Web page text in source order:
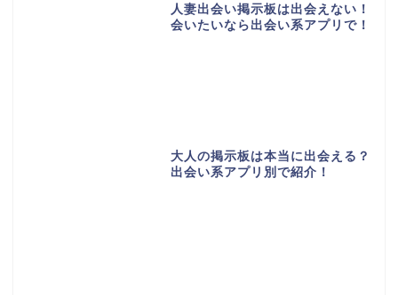
人妻出会い掲示板は出会えない！
会いたいなら出会い系アプリで！
大人の掲示板は本当に出会える？
出会い系アプリ別で紹介！